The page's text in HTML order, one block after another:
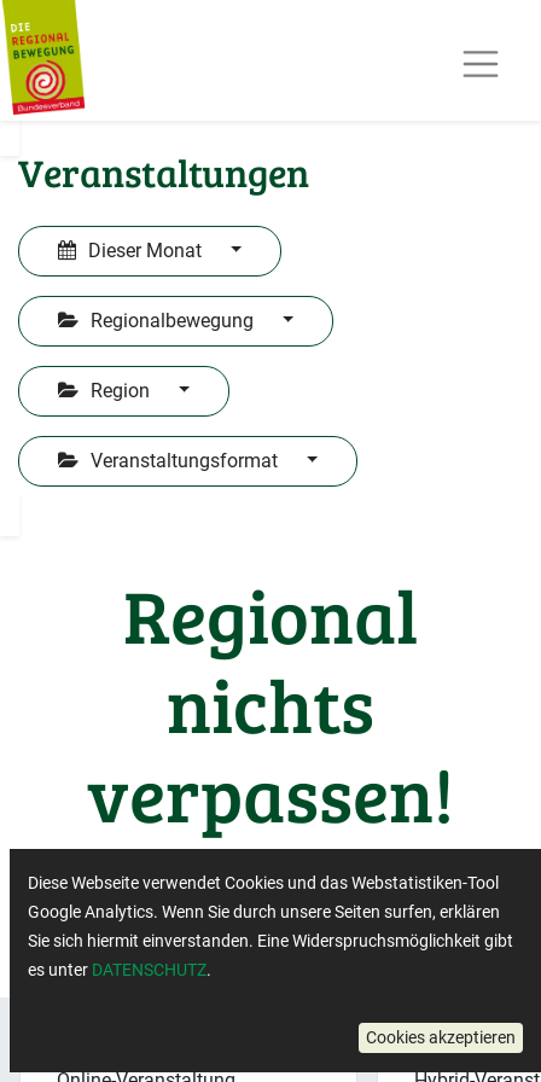
MITGLIED WERDEN
Veranstaltungen
Dieser Monat
Regionalbewegung
Region
Veranstaltungsformat
Regional
nichts
verpassen!
Wichtige Termine aus der
Regiobranche
Diese Webseite verwendet Cookies und das Webstatistiken-Tool
Google Analytics. Wenn Sie durch unsere Seiten surfen, erklären
Sie sich hiermit einverstanden. Eine Widerspruchsmöglichkeit gibt
es unter DATENSCHUTZ.
Cookies akzeptieren